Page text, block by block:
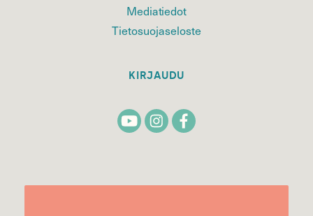
Mediatiedot
Tietosuojaseloste
KIRJAUDU